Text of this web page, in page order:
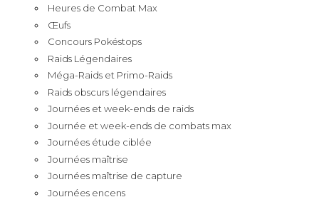
Heures de Combat Max
Œufs
Concours Pokéstops
Raids Légendaires
Méga-Raids et Primo-Raids
Raids obscurs légendaires
Journées et week-ends de raids
Journée et week-ends de combats max
Journées étude ciblée
Journées maîtrise
Journées maîtrise de capture
Journées encens